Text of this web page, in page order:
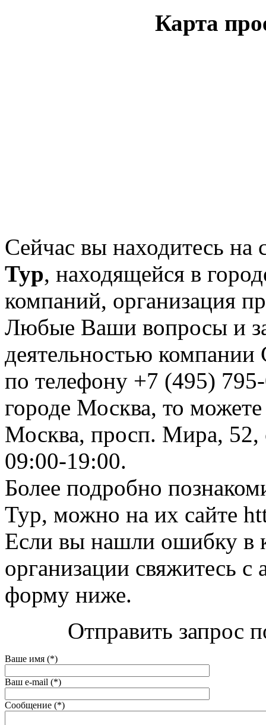
Карта
Сейчас вы находитесь на
Тур, находящейся в
компаний, организация
Любые Ваши вопросы и
деятельностью
по телефону +7 (495)
городе Москва, то
Москва, просп. Мира, 52,
09:00-19:00.
Более подробно
Тур, можно на их сайте
Если вы нашли ошибку в
организации свяжитесь
форму ниже.
Отправить запрос
Ваше имя (*)
Ваш e-mail (*)
Сообщение (*)